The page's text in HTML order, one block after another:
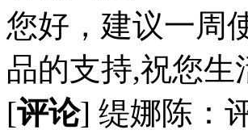
您好，建议一周
品的支持,祝您生
[评论] 缇娜陈：